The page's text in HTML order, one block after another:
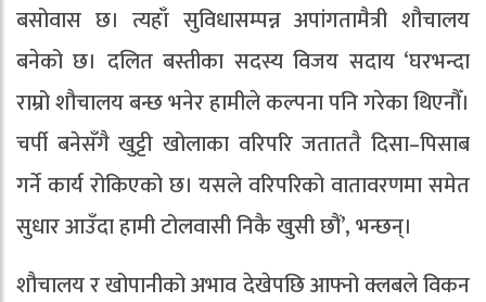
बसोवास छ। त्यहाँ सुविधासम्पन्न अपांगतामैत्री शौचालय
बनेको छ। दलित बस्तीका सदस्य विजय सदाय ‘घरभन्दा
राम्रो शौचालय बन्छ भनेर हामीले कल्पना पनि गरेका थिएनौँ।
चर्पी बनेसँगै खुट्टी खोलाका वरिपरि जताततै दिसा–पिसाब
गर्ने कार्य रोकिएको छ। यसले वरिपरिको वातावरणमा समेत
सुधार आउँदा हामी टोलवासी निकै खुसी छौं’, भन्छन्।
शौचालय र खोपानीको अभाव देखेपछि आफ्नो क्लबले विकन